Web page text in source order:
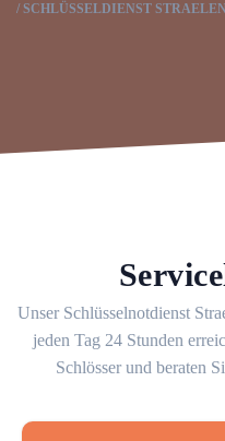
SCHLÜSSELDIENST
Unser Schlüsselnotdienst
jeden Tag 24 Stunden
Schlösser und beraten